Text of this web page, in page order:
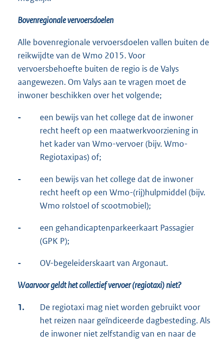
Bovenregionale vervoersdoelen
Alle bovenregionale vervoersdoelen vallen buiten de
reikwijdte van de Wmo 2015. Voor
vervoersbehoefte buiten de regio is de Valys
aangewezen. Om Valys aan te vragen moet de
inwoner beschikken over het volgende;
-
een bewijs van het college dat de inwoner
recht heeft op een maatwerkvoorziening in
het kader van Wmo-vervoer (bijv. Wmo-
Regiotaxipas) of;
-
een bewijs van het college dat de inwoner
recht heeft op een Wmo-(rij)hulpmiddel (bijv.
Wmo rolstoel of scootmobiel);
-
een gehandicaptenparkeerkaart Passagier
(GPK P);
- OV-begeleiderskaart van Argonaut.
Waarvoor geldt het collectief vervoer (regiotaxi) niet?
1.
De regiotaxi mag niet worden gebruikt voor
het reizen naar geïndiceerde dagbesteding. Als
de inwoner niet zelfstandig van en naar de